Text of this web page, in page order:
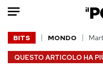
HOME
QUESTO ARTICOLO HA
BITS MONDO